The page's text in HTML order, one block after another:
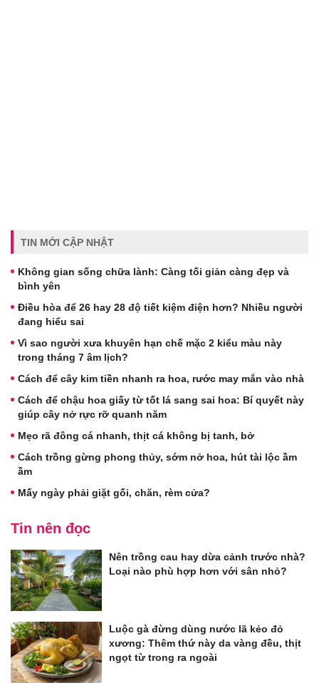
TIN MỚI CẬP NHẬT
Không gian sống chữa lành: Càng tối giản càng đẹp và
bình yên
Điều hòa để 26 hay 28 độ tiết kiệm điện hơn? Nhiều người
đang hiểu sai
Vì sao người xưa khuyên hạn chế mặc 2 kiểu màu này
trong tháng 7 âm lịch?
Cách để cây kim tiền nhanh ra hoa, rước may mắn vào nhà
Cách để chậu hoa giấy từ tốt lá sang sai hoa: Bí quyết này
giúp cây nở rực rỡ quanh năm
Mẹo rã đông cá nhanh, thịt cá không bị tanh, bở
Cách trồng gừng phong thủy, sớm nở hoa, hút tài lộc ầm
ầm
Mấy ngày phải giặt gối, chăn, rèm cửa?
Tin nên đọc
Nên trồng cau hay dừa cảnh trước nhà?
Loại nào phù hợp hơn với sân nhỏ?
Luộc gà đừng dùng nước lã kẻo đỏ
xương: Thêm thứ này da vàng đều, thịt
ngọt từ trong ra ngoài